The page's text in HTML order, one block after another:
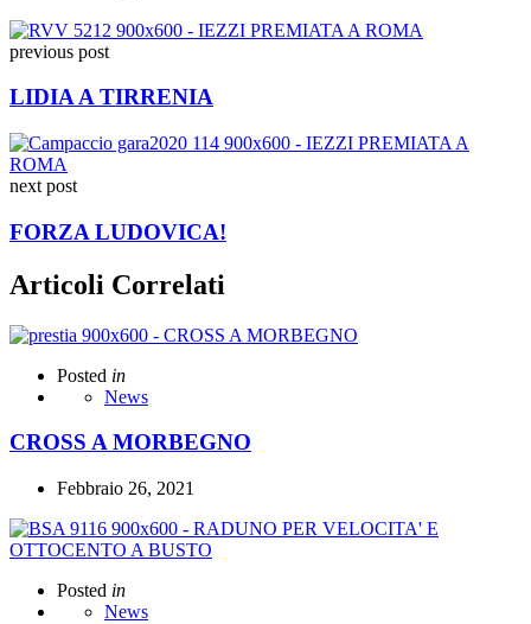
previous post
LIDIA A TIRRENIA
next post
FORZA LUDOVICA!
Articoli Correlati
Posted in
News
CROSS A MORBEGNO
Febbraio 26, 2021
Posted in
News